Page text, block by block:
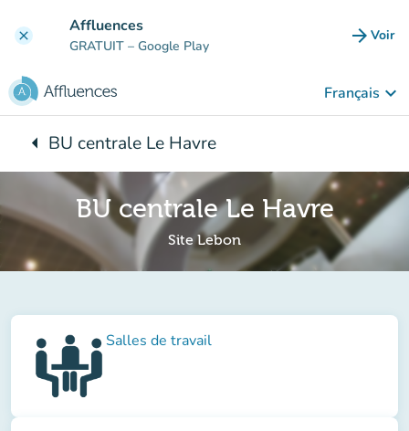
clear Affluences
GRATUIT – Google Play arrow_forward Voir
Français keyboard_arrow_down
arrow_leftRetour à :
BU centrale Le Havre
BU centrale Le Havre
Site Lebon
Salles de travail